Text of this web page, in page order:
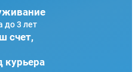
до 3 лет
счет,
курьера